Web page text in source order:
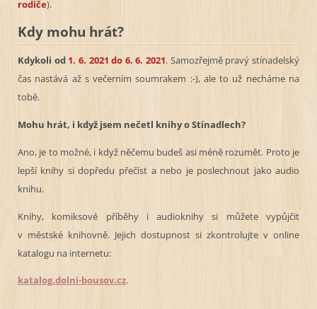
rodiče).
Kdy mohu hrát?
Kdykoli od 1. 6. 2021 do 6. 6. 2021. Samozřejmě pravý stínadelský
čas nastává až s večerním soumrakem :-), ale to už necháme na
tobě.
Mohu hrát, i když jsem nečetl knihy o Stínadlech?
Ano, je to možné, i když něčemu budeš asi méně rozumět. Proto je
lepší knihy si dopředu přečíst a nebo je poslechnout jako audio
knihu.
Knihy, komiksové příběhy i audioknihy si můžete vypůjčit
v městské knihovně. Jejich dostupnost si zkontrolujte v online
katalogu na internetu:
katalog.dolni-bousov.cz.